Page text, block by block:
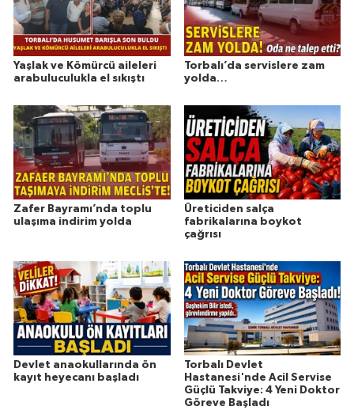
Yaşlak ve Kömürcü aileleri
arabuluculukla el sıkıştı
Torbalı’da servislere zam
yolda…
Zafer Bayramı’nda toplu
ulaşıma indirim yolda
Üreticiden salça
fabrikalarına boykot
çağrısı
Devlet anaokullarında ön
kayıt heyecanı başladı
Torbalı Devlet
Hastanesi'nde Acil Servise
Güçlü Takviye: 4 Yeni Doktor
Göreve Başladı